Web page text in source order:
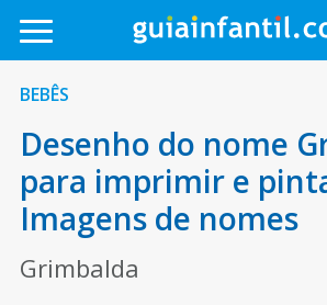
BEBÊS
Desenho do nome
para imprimir e
Imagens de nomes
Grimbalda